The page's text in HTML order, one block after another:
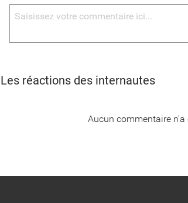
Les réactions des internautes
Aucun commentaire n'a